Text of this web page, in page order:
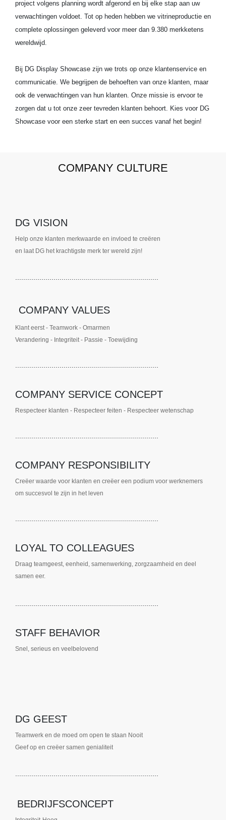
project volgens planning wordt afgerond en bij elke stap aan uw
verwachtingen voldoet. Tot op heden hebben we vitrineproductie en
complete oplossingen geleverd voor meer dan 9.380 merkketens
wereldwijd.
Bij DG Display Showcase zijn we trots op onze klantenservice en
communicatie. We begrijpen de behoeften van onze klanten, maar
ook de verwachtingen van hun klanten. Onze missie is ervoor te
zorgen dat u tot onze zeer tevreden klanten behoort. Kies voor DG
Showcase voor een sterke start en een succes vanaf het begin!
COMPANY CULTURE
DG VISION
Help onze klanten merkwaarde en invloed te creëren
en laat DG het krachtigste merk ter wereld zijn!
COMPANY VALUES
Klant eerst - Teamwork - Omarmen
Verandering - Integriteit - Passie - Toewijding
COMPANY SERVICE CONCEPT
Respecteer klanten - Respecteer feiten - Respecteer wetenschap
COMPANY RESPONSIBILITY
Creëer waarde voor klanten en creëer een podium voor werknemers
om succesvol te zijn in het leven
LOYAL TO COLLEAGUES
Draag teamgeest, eenheid, samenwerking, zorgzaamheid en deel
samen eer.
STAFF BEHAVIOR
Snel, serieus en veelbelovend
DG GEEST
Teamwerk en de moed om open te staan ​​Nooit
Geef op en creëer samen genialiteit
BEDRIJFSCONCEPT